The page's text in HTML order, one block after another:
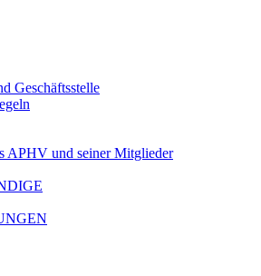
Geschäftsstelle
APHV und seiner Mitglieder